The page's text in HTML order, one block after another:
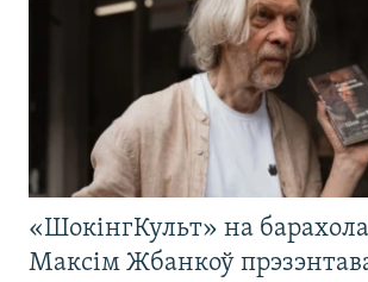
«ШокінгКульт» на
Максім Жбанкоў